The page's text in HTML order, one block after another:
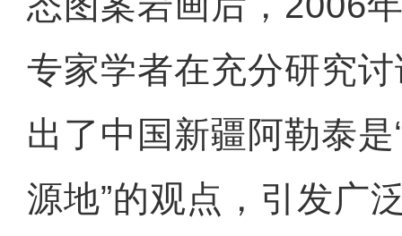
专家学者在充分研究
出了中国新疆阿勒泰
源地”的观点，引发广